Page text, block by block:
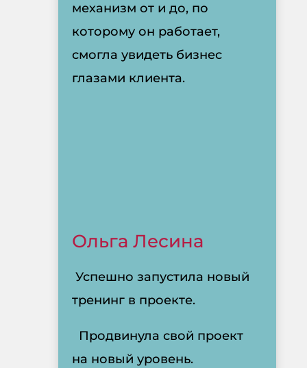
механизм от и до, по
которому он работает,
смогла увидеть бизнес
глазами клиента.
Ольга Лесина
Успешно запустила новый
тренинг в проекте.
Продвинула свой проект
на новый уровень.